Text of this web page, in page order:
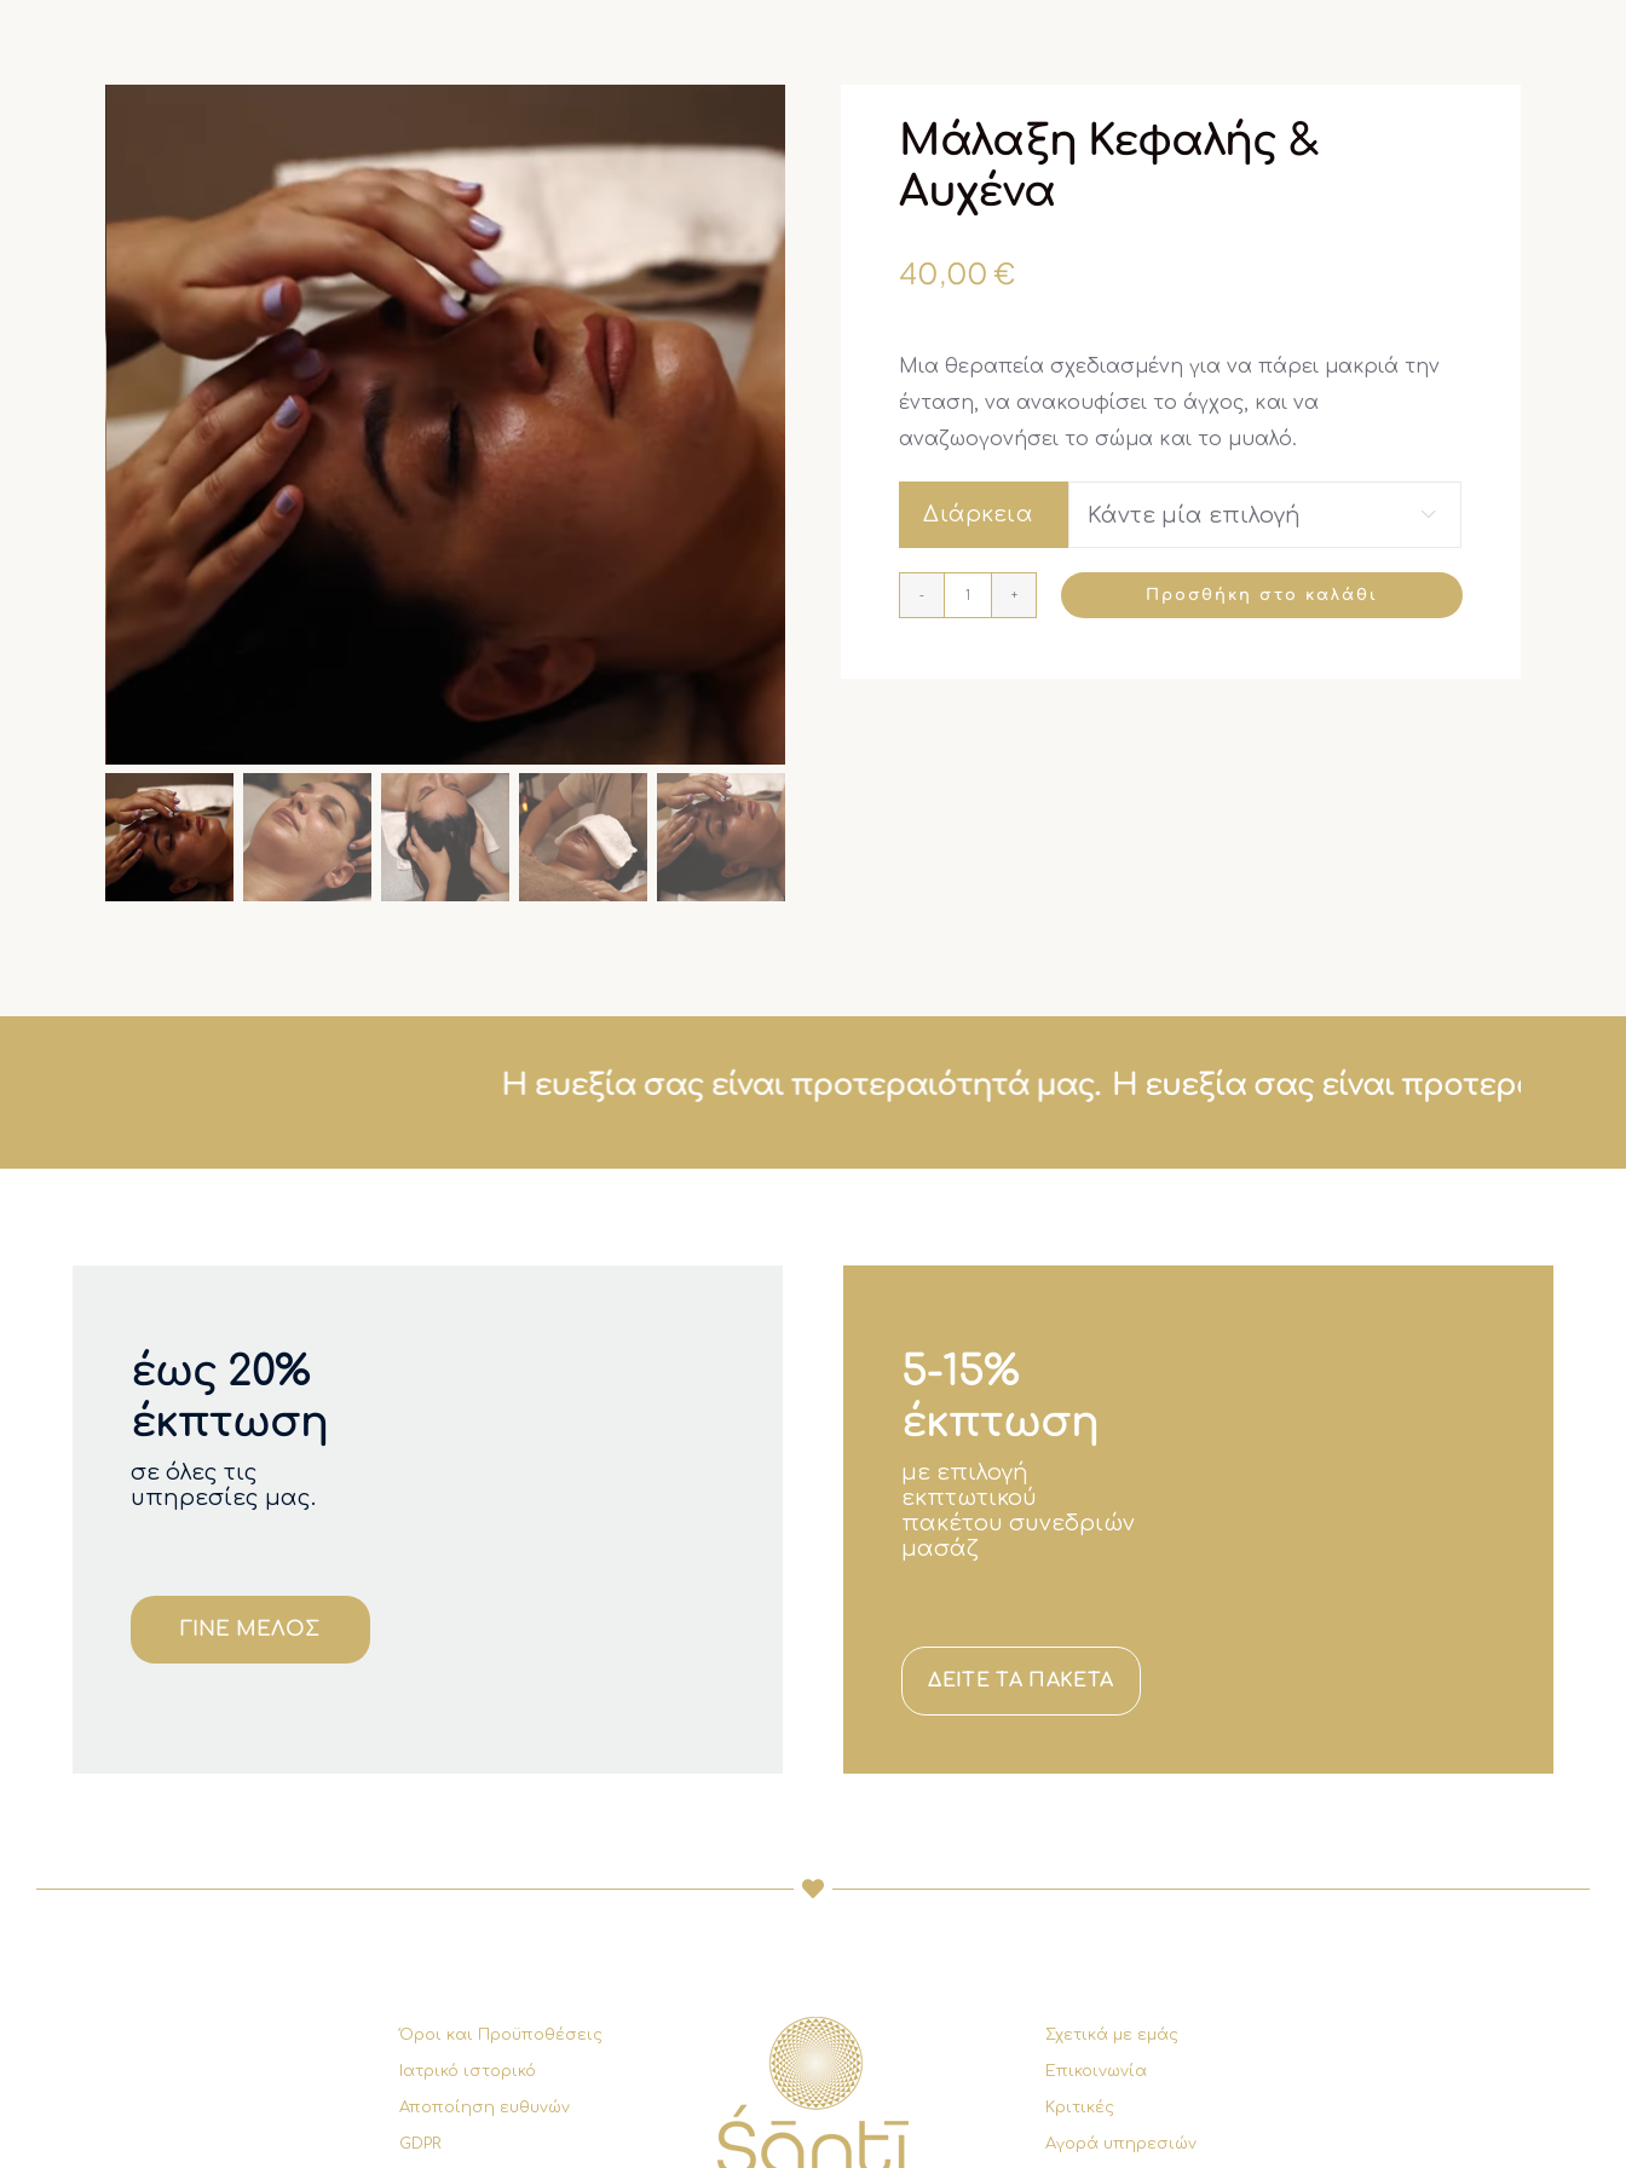
Μάλαξη Κεφαλής &
Αυχένα
40,00 €
Μια θεραπεία σχεδιασμένη για να πάρει μακριά την
ένταση, να ανακουφίσει το άγχος, και να
αναζωογονήσει το σώμα και το μυαλό.
Διάρκεια 
Προσθήκη στο καλάθι
Η ευεξία σας είναι
Η ευεξία σας είναι προτεραιότητά μας.
έως 20%
έκπτωση
σε όλες τις
υπηρεσίες μας.
ΓΙΝΕ ΜΕΛΟΣ
5-15%
έκπτωση
με επιλογή
εκπτωτικού
πακέτου συνεδριών
μασάζ
ΔΕΙΤΕ ΤΑ ΠΑΚΕΤΑ
Όροι και Προϋποθέσεις
Ιατρικό ιστορικό
Αποποίηση ευθυνών
GDPR
Σχετικά με εμάς
Επικοινωνία
Κριτικές
Αγορά υπηρεσιών